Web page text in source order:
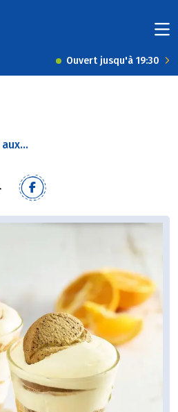
Ouvert jusqu'à 19:30